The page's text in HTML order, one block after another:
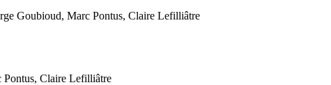
Goubioud, Marc Pontus, Claire Lefilliâtre
Pontus, Claire Lefilliâtre